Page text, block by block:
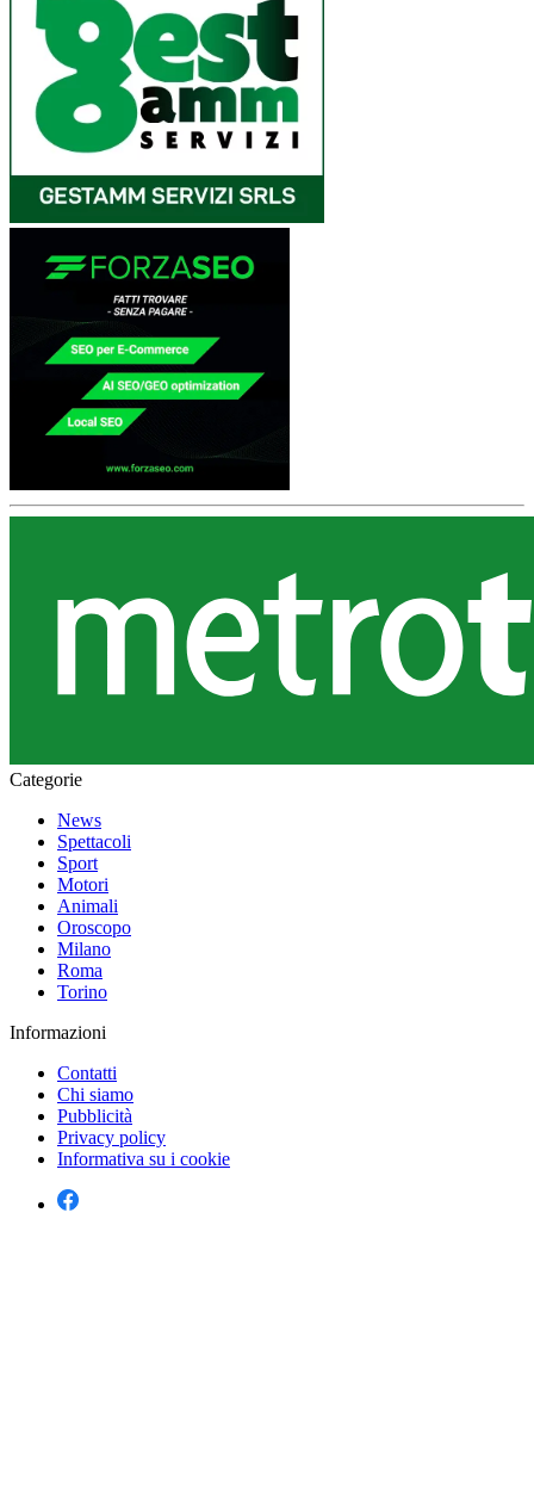
Categorie
News
Spettacoli
Sport
Motori
Animali
Oroscopo
Milano
Roma
Torino
Informazioni
Contatti
Chi siamo
Pubblicità
Privacy policy
Informativa su i cookie